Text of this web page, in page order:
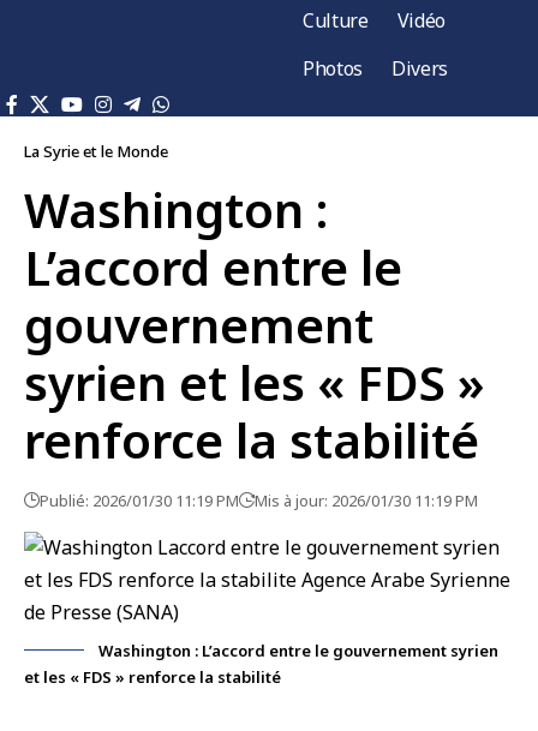
Culture
Vidéo
Photos
Divers
La Syrie et le Monde
Washington :
L’accord entre le
gouvernement
syrien et les « FDS »
renforce la stabilité
Publié: 2026/01/30 11:19 PM Mis à jour: 2026/01/30 11:19 PM
Washington : L’accord entre le gouvernement syrien
et les « FDS » renforce la stabilité